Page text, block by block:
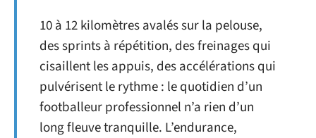
10 à 12 kilomètres avalés sur la pelouse,
des sprints à répétition, des freinages qui
cisaillent les appuis, des accélérations qui
pulvérisent le rythme : le quotidien d’un
footballeur professionnel n’a rien d’un
long fleuve tranquille. L’endurance,